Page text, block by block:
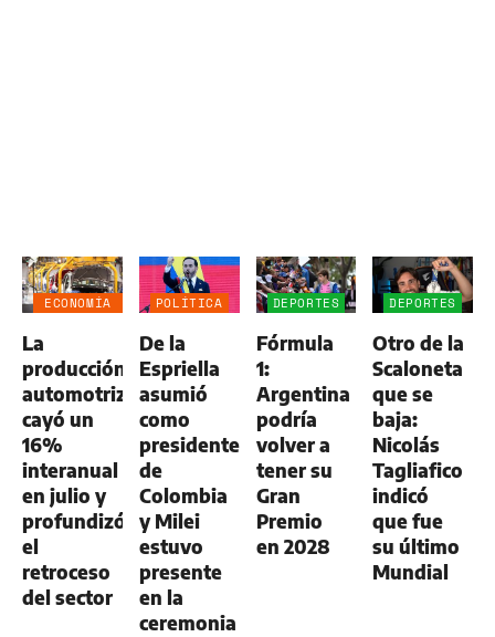
ECONOMÍA
La
producción
automotriz
cayó un
16%
interanual
en julio y
profundizó
el
retroceso
del sector
POLÍTICA
De la
Espriella
asumió
como
presidente
de
Colombia
y Milei
estuvo
presente
en la
ceremonia
DEPORTES
Fórmula
1:
Argentina
podría
volver a
tener su
Gran
Premio
en 2028
DEPORTES
Otro de la
Scaloneta
que se
baja:
Nicolás
Tagliafico
indicó
que fue
su último
Mundial